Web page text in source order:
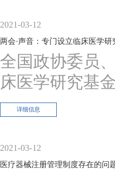
2021-03-12
两会·声音：专门设立临床医学研
全国政协委员
床医学研究基金
详细信息
2021-03-12
医疗器械注册管理制度存在的问